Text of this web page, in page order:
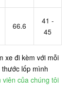
66.6
41 -
45
xe đi kèm với mỗi
lốp mình
viên của chúng tôi